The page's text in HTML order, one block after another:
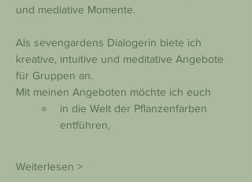
und mediative Momente.
Als sevengardens Dialogerin biete ich
kreative, intuitive und meditative Angebote
für Gruppen an.
Mit meinen Angeboten möchte ich euch
in die Welt der Pflanzenfarben
entführen,
Weiterlesen >